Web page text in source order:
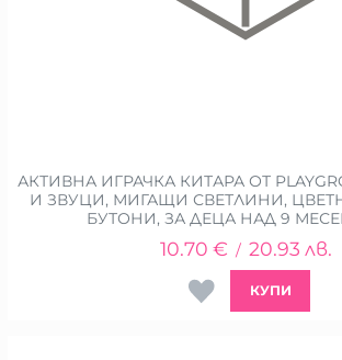
АКТИВНА ИГРАЧКА КИТАРА ОТ
И ЗВУЦИ, МИГАЩИ СВЕТЛИНИ,
БУТОНИ, ЗА ДЕЦА НАД 9
10.70 € / 20.93 лв.
КУПИ